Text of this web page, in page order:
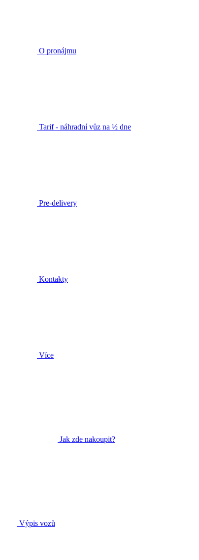
O pronájmu
Tarif - náhradní vůz na ½ dne
Pre-delivery
Kontakty
Více
Jak zde nakoupit?
Výpis vozů